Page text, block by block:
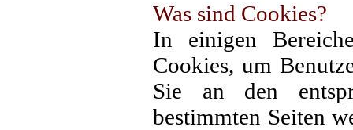
Was sind Cookies?
In einigen
Cookies, um
Sie an den
bestimmten Seiten